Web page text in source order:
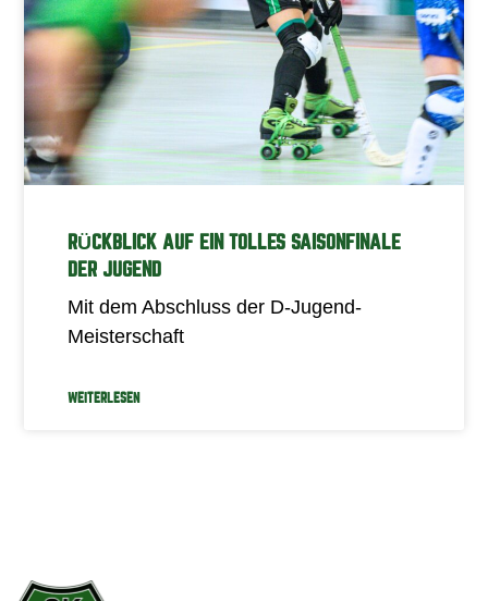
RÜCKBLICK AUF EIN TOLLES SAISONFINALE
DER JUGEND
Mit dem Abschluss der D-Jugend-
Meisterschaft
WEITERLESEN